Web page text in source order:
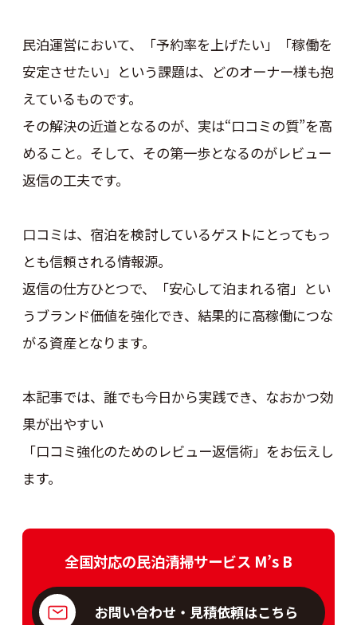
民泊運営において、「予約率を上げたい」「稼働を
安定させたい」という課題は、どのオーナー様も抱
えているものです。
その解決の近道となるのが、実は“口コミの質”を高
めること。そして、その第一歩となるのがレビュー
返信の工夫です。
口コミは、宿泊を検討しているゲストにとってもっ
とも信頼される情報源。
返信の仕方ひとつで、「安心して泊まれる宿」とい
うブランド価値を強化でき、結果的に高稼働につな
がる資産となります。
本記事では、誰でも今日から実践でき、なおかつ効
果が出やすい
「口コミ強化のためのレビュー返信術」をお伝えし
ます。
全国対応の民泊清掃サービス M’s B
お問い合わせ・見積依頼はこちら